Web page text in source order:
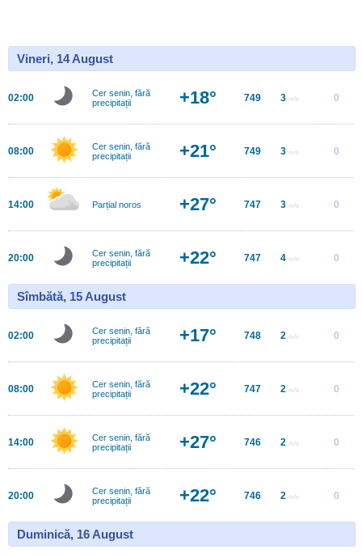
Vineri, 14 August
02:00
Cer senin, fără
precipitații
+18° 749 3 m/s 0
08:00
Cer senin, fără
precipitații
+21° 749 3 m/s 0
14:00 Parțial noros +27° 747 3 m/s 0
20:00
Cer senin, fără
precipitații
+22° 747 4 m/s 0
Sîmbătă, 15 August
02:00
Cer senin, fără
precipitații
+17° 748 2 m/s 0
08:00
Cer senin, fără
precipitații
+22° 747 2 m/s 0
14:00
Cer senin, fără
precipitații
+27° 746 2 m/s 0
20:00
Cer senin, fără
precipitații
+22° 746 2 m/s 0
Duminică, 16 August